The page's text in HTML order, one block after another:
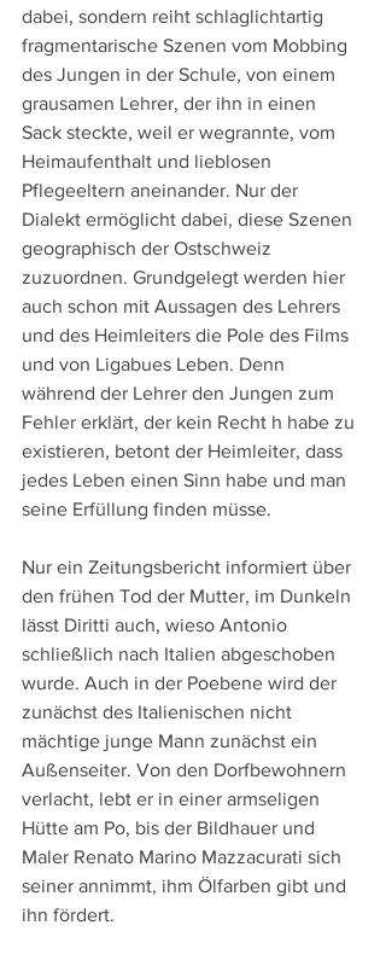
dabei, sondern reiht schlaglichtartig
fragmentarische Szenen vom Mobbing
des Jungen in der Schule, von einem
grausamen Lehrer, der ihn in einen
Sack steckte, weil er wegrannte, vom
Heimaufenthalt und lieblosen
Pflegeeltern aneinander. Nur der
Dialekt ermöglicht dabei, diese Szenen
geographisch der Ostschweiz
zuzuordnen. Grundgelegt werden hier
auch schon mit Aussagen des Lehrers
und des Heimleiters die Pole des Films
und von Ligabues Leben. Denn
während der Lehrer den Jungen zum
Fehler erklärt, der kein Recht h habe zu
existieren, betont der Heimleiter, dass
jedes Leben einen Sinn habe und man
seine Erfüllung finden müsse.
Nur ein Zeitungsbericht informiert über
den frühen Tod der Mutter, im Dunkeln
lässt Diritti auch, wieso Antonio
schließlich nach Italien abgeschoben
wurde. Auch in der Poebene wird der
zunächst des Italienischen nicht
mächtige junge Mann zunächst ein
Außenseiter. Von den Dorfbewohnern
verlacht, lebt er in einer armseligen
Hütte am Po, bis der Bildhauer und
Maler Renato Marino Mazzacurati sich
seiner annimmt, ihm Ölfarben gibt und
ihn fördert.